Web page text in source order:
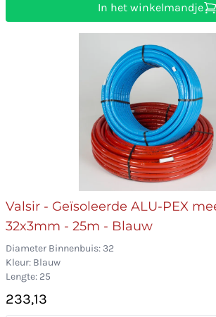
In het winkelmandje
Valsir - Geïsoleerde ALU-PEX
32x3mm - 25m - Blauw
Diameter Binnenbuis: 32
Kleur: Blauw
Lengte: 25
233,13